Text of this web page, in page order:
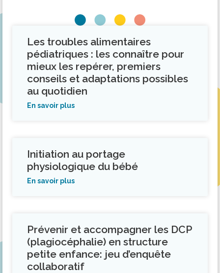
Les troubles alimentaires
pédiatriques : les connaître pour
mieux les repérer, premiers
conseils et adaptations possibles
au quotidien
En savoir plus
Initiation au portage
physiologique du bébé
En savoir plus
Prévenir et accompagner les DCP
(plagiocéphalie) en structure
petite enfance: jeu d’enquête
collaboratif